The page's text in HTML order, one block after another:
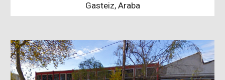
Gasteiz, Araba